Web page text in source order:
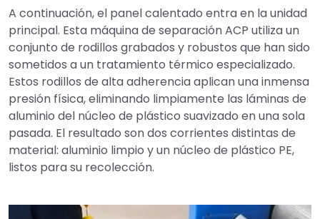
A continuación, el panel calentado entra en la unidad
principal. Esta máquina de separación ACP utiliza un
conjunto de rodillos grabados y robustos que han sido
sometidos a un tratamiento térmico especializado.
Estos rodillos de alta adherencia aplican una inmensa
presión física, eliminando limpiamente las láminas de
aluminio del núcleo de plástico suavizado en una sola
pasada. El resultado son dos corrientes distintas de
material: aluminio limpio y un núcleo de plástico PE,
listos para su recolección.